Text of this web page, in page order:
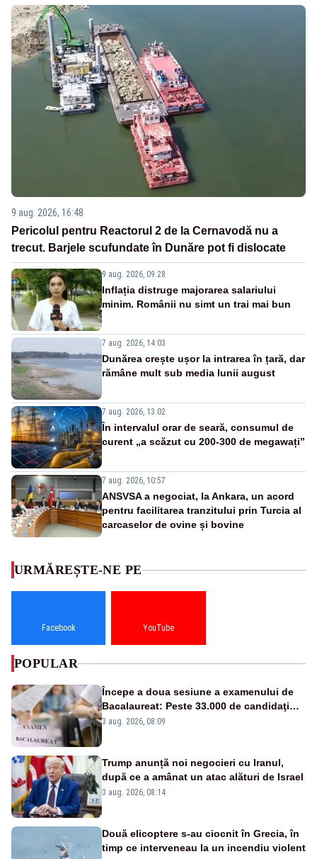
9 aug. 2026, 16:48
Pericolul pentru Reactorul 2 de la Cernavodă nu a
trecut. Barjele scufundate în Dunăre pot fi dislocate
9 aug. 2026, 09:28
Inflația distruge majorarea salariului
minim. Românii nu simt un trai mai bun
7 aug. 2026, 14:03
Dunărea crește ușor la intrarea în țară, dar
rămâne mult sub media lunii august
7 aug. 2026, 13:02
În intervalul orar de seară, consumul de
curent „a scăzut cu 200-300 de megawați”
7 aug. 2026, 10:57
ANSVSA a negociat, la Ankara, un acord
pentru facilitarea tranzitului prin Turcia al
carcaselor de ovine și bovine
URMĂREȘTE-NE PE
Facebook YouTube
POPULAR
Începe a doua sesiune a examenului de
Bacalaureat: Peste 33.000 de candidaţi
înscrişi
3 aug. 2026, 08:09
Trump anunță noi negocieri cu Iranul,
după ce a amânat un atac alături de Israel
3 aug. 2026, 08:14
Două elicoptere s-au ciocnit în Grecia, în
timp ce interveneau la un incendiu violent